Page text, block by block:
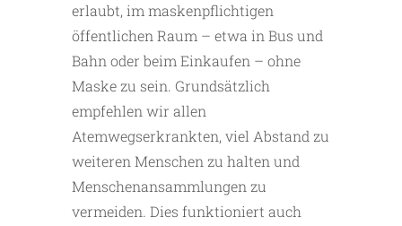
erlaubt, im maskenpflichtigen
öffentlichen Raum – etwa in Bus und
Bahn oder beim Einkaufen – ohne
Maske zu sein. Grundsätzlich
empfehlen wir allen
Atemwegserkrankten, viel Abstand zu
weiteren Menschen zu halten und
Menschenansammlungen zu
vermeiden. Dies funktioniert auch